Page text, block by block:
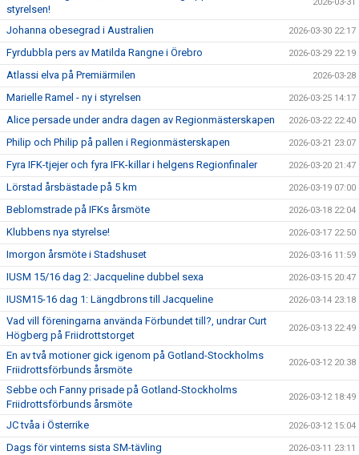
styrelsen!
Johanna obesegrad i Australien 2026-03-30 22:17
Fyrdubbla pers av Matilda Rangne i Örebro 2026-03-29 22:19
Atlassi elva på Premiärmilen 2026-03-28
Marielle Ramel - ny i styrelsen 2026-03-25 14:17
Alice persade under andra dagen av Regionmästerskapen 2026-03-22 22:40
Philip och Philip på pallen i Regionmästerskapen 2026-03-21 23:07
Fyra IFK-tjejer och fyra IFK-killar i helgens Regionfinaler 2026-03-20 21:47
Lörstad årsbästade på 5 km 2026-03-19 07:00
Beblomstrade på IFKs årsmöte 2026-03-18 22:04
Klubbens nya styrelse! 2026-03-17 22:50
Imorgon årsmöte i Stadshuset 2026-03-16 11:59
IUSM 15/16 dag 2: Jacqueline dubbel sexa 2026-03-15 20:47
IUSM15-16 dag 1: Längdbrons till Jacqueline 2026-03-14 23:18
Vad vill föreningarna använda Förbundet till?, undrar Curt
Högberg på Friidrottstorget
2026-03-13 22:49
En av två motioner gick igenom på Gotland-Stockholms
Friidrottsförbunds årsmöte
2026-03-12 20:38
Sebbe och Fanny prisade på Gotland-Stockholms
Friidrottsförbunds årsmöte
2026-03-12 18:49
JC tvåa i Österrike 2026-03-12 15:04
Dags för vinterns sista SM-tävling 2026-03-11 23:11